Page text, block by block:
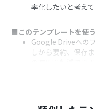
率化したいと考え
■このテンプレートを使う
Google Driveへの
しから要約、保存